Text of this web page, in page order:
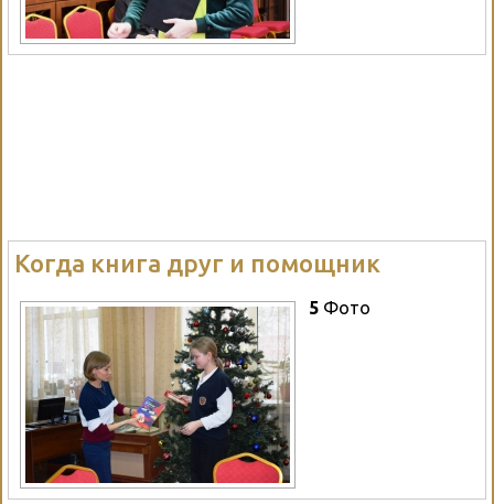
Когда книга друг и помощник
5 Фото